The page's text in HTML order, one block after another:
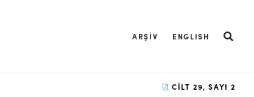
ARŞIV ENGLISH
CILT 29, SAYI 2